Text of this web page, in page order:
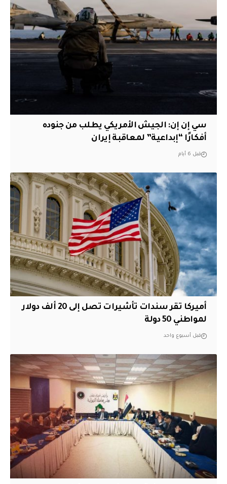
سي إن إن: الجيش الأمريكي يطلب من جنوده
أفكارًا “إبداعية” لمعاقبة إيران
قبل 6 أيام
أميركا تقر سندات تأشيرات تصل إلى 20 ألف دولار
لمواطني 50 دولة
قبل أسبوع واحد